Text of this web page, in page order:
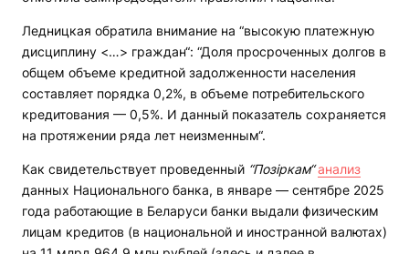
Ледницкая обратила внимание на “высокую платежную
дисциплину <…> граждан“: “Доля просроченных долгов в
общем объеме кредитной задолженности населения
составляет порядка 0,2%, в объеме потребительского
кредитования — 0,5%. И данный показатель сохраняется
на протяжении ряда лет неизменным“.
Как свидетельствует проведенный “Позiркам“ анализ
данных Национального банка, в январе — сентябре 2025
года работающие в Беларуси банки выдали физическим
лицам кредитов (в национальной и иностранной валютах)